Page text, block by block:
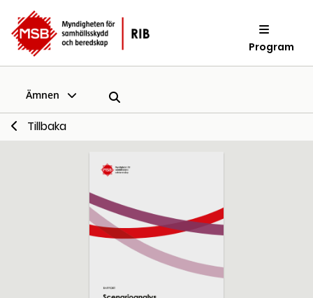
Program
Ämnen
Tillbaka